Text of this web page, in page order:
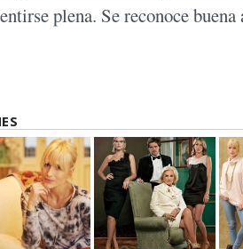
plena. Se reconoce buena